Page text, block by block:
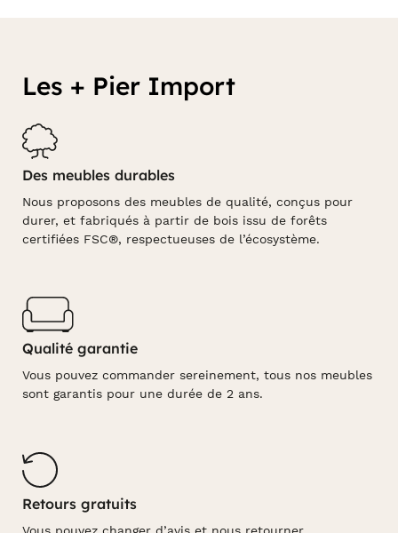
Les + Pier Import
Des meubles durables
Nous proposons des meubles de qualité, conçus pour
durer, et fabriqués à partir de bois issu de forêts
certifiées FSC®, respectueuses de l’écosystème.
Qualité garantie
Vous pouvez commander sereinement, tous nos meubles
sont garantis pour une durée de 2 ans.
Retours gratuits
Vous pouvez changer d’avis et nous retourner